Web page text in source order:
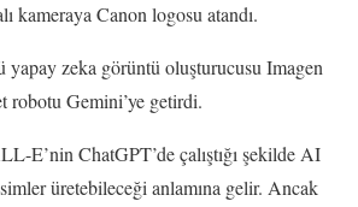
kameraya Canon logosu atandı.
zeka görüntü oluşturucusu Imagen
robotu Gemini’ye getirdi.
E’nin ChatGPT’de çalıştığı şekilde AI
üretebileceği anlamına gelir. Ancak